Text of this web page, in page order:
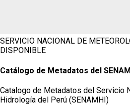
SERVICIO NACIONAL DE
DISPONIBLE
Catálogo de Metadatos del
Catalogo de Metadatos del Servicio
Hidrología del Perú (SENAMHI)